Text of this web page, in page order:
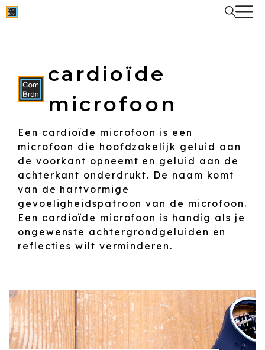
Spring
naar
cardioïde
microfoon
Een cardioïde microfoon is een
microfoon die hoofdzakelijk geluid aan
de voorkant opneemt en geluid aan de
achterkant onderdrukt. De naam komt
van de hartvormige
gevoeligheidspatroon van de microfoon.
Een cardioïde microfoon is handig als je
ongewenste achtergrondgeluiden en
reflecties wilt verminderen.